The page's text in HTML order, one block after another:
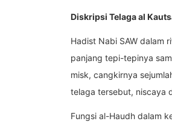
Diskripsi Telaga al
Hadist Nabi SAW dalam
panjang tepi-tepinya
misk, cangkirnya
telaga tersebut, niscaya
Fungsi al-Haudh dalam